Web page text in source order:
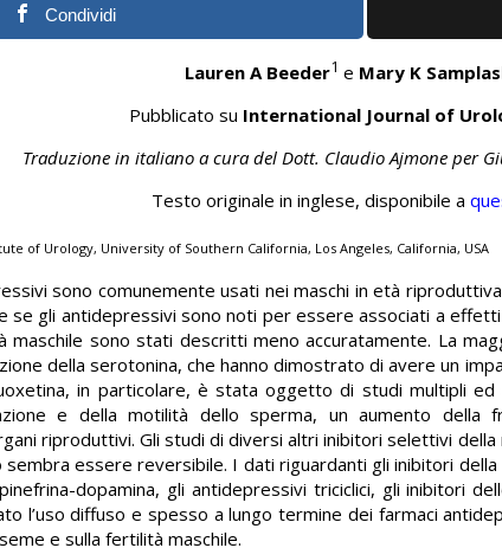
Condividi
Lauren A Beeder1 e Mary K
Pubblicato su International Journal of
Traduzione in italiano a cura del Dott. Claudio Ajmone per
Testo originale in inglese, disponibile a
of Urology, University of Southern California, Los Angeles, California, USA
sono comunemente usati nei maschi in età
se gli antidepressivi sono noti per essere associati a
sono stati descritti meno accuratamente. La
della serotonina, che hanno dimostrato di avere un
in particolare, è stata oggetto di studi multipli
e della motilità dello sperma, un aumento della
riproduttivi. Gli studi di diversi altri inibitori selettivi
essere reversibile. I dati riguardanti gli inibitori
dopamina, gli antidepressivi triciclici, gli inibitori
l’uso diffuso e spesso a lungo termine dei farmaci
e sulla fertilità maschile.